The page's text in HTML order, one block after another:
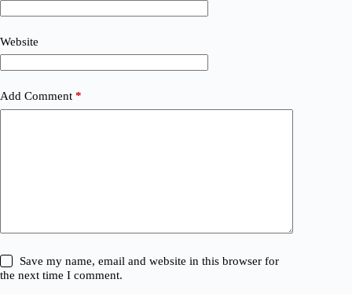
Website
Add Comment *
Save my name, email and website in this browser for
the next time I comment.